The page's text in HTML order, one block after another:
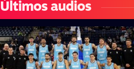
Últimos audios